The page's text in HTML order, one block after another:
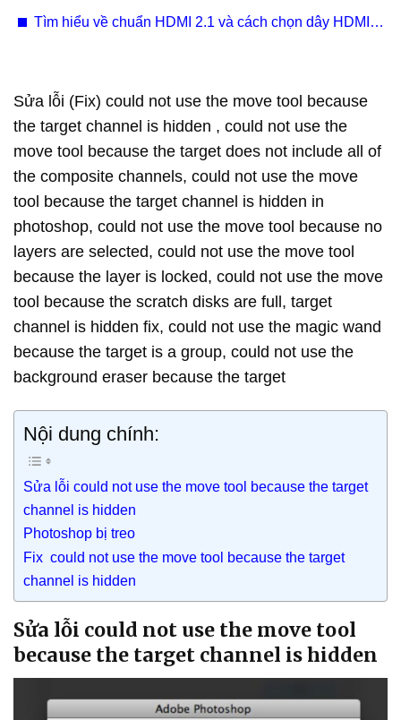
Tìm hiểu về chuẩn HDMI 2.1 và cách chọn dây HDMI
Sửa lỗi (Fix) could not use the move tool because
the target channel is hidden , could not use the
move tool because the target does not include all of
the composite channels, could not use the move
tool because the target channel is hidden in
photoshop, could not use the move tool because no
layers are selected, could not use the move tool
because the layer is locked, could not use the move
tool because the scratch disks are full, target
channel is hidden fix, could not use the magic wand
because the target is a group, could not use the
background eraser because the target
Nội dung chính:
Sửa lỗi could not use the move tool because the target
channel is hidden
Photoshop bị treo
Fix could not use the move tool because the target
channel is hidden
Sửa lỗi could not use the move tool
because the target channel is hidden